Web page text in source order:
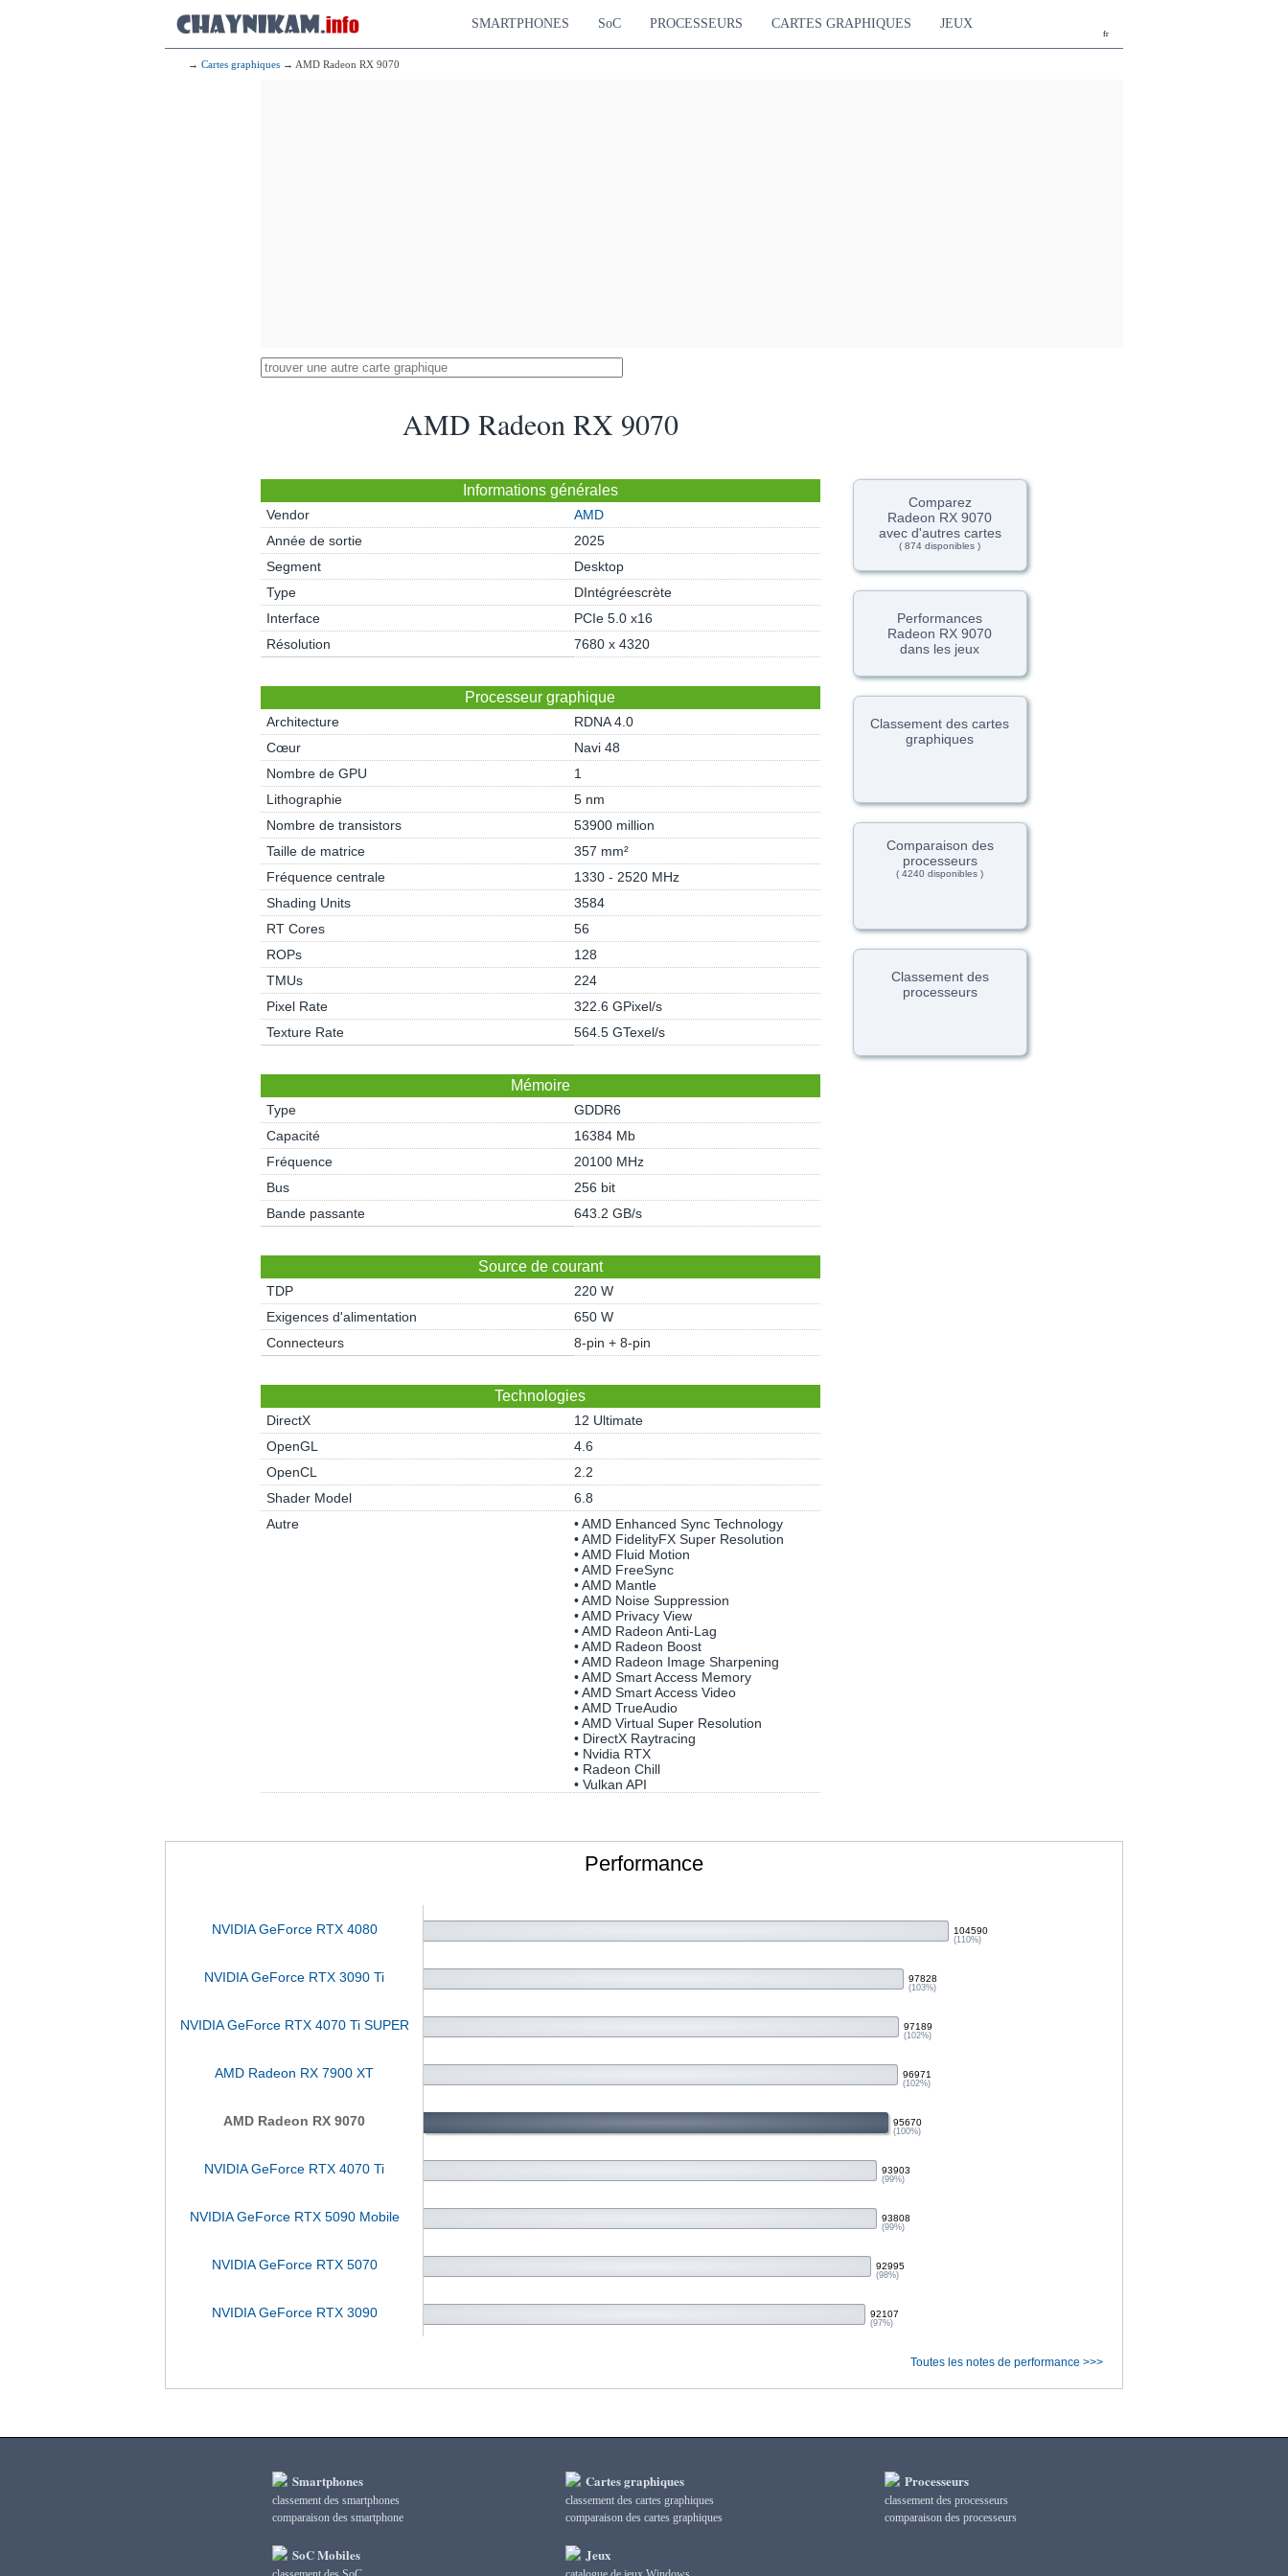
fr
SMARTPHONES SoC PROCESSEURS CARTES GRAPHIQUES JEUX
→ Cartes graphiques → AMD Radeon RX 9070
AMD Radeon RX 9070
Informations générales
Vendor
AMD
Année de sortie
2025
Segment
Desktop
Type
DIntégréescrète
Interface
PCIe 5.0 x16
Résolution
7680 x 4320
Processeur graphique
Architecture
RDNA 4.0
Cœur
Navi 48
Nombre de GPU
1
Lithographie
5 nm
Nombre de transistors
53900 million
Taille de matrice
357 mm²
Fréquence centrale
1330 - 2520 MHz
Shading Units
3584
RT Cores
56
ROPs
128
TMUs
224
Pixel Rate
322.6 GPixel/s
Texture Rate
564.5 GTexel/s
Mémoire
Type
GDDR6
Capacité
16384 Mb
Fréquence
20100 MHz
Bus
256 bit
Bande passante
643.2 GB/s
Source de courant
TDP
220 W
Exigences d'alimentation
650 W
Connecteurs
8-pin + 8-pin
Technologies
DirectX
12 Ultimate
OpenGL
4.6
OpenCL
2.2
Shader Model
6.8
Autre
• AMD Enhanced Sync Technology
• AMD FidelityFX Super Resolution
• AMD Fluid Motion
• AMD FreeSync
• AMD Mantle
• AMD Noise Suppression
• AMD Privacy View
• AMD Radeon Anti-Lag
• AMD Radeon Boost
• AMD Radeon Image Sharpening
• AMD Smart Access Memory
• AMD Smart Access Video
• AMD TrueAudio
• AMD Virtual Super Resolution
• DirectX Raytracing
• Nvidia RTX
• Radeon Chill
• Vulkan API
Comparez
Radeon RX 9070
avec d'autres cartes
( 874 disponibles )
Performances
Radeon RX 9070
dans les jeux
Classement des cartes
graphiques
Comparaison des
processeurs
( 4240 disponibles )
Classement des
processeurs
Performance
NVIDIA GeForce RTX 4080 104590
(110%)
NVIDIA GeForce RTX 3090 Ti 97828
(103%)
NVIDIA GeForce RTX 4070 Ti SUPER 97189
(102%)
AMD Radeon RX 7900 XT 96971
(102%)
AMD Radeon RX 9070 95670
(100%)
NVIDIA GeForce RTX 4070 Ti 93903
(99%)
NVIDIA GeForce RTX 5090 Mobile 93808
(99%)
NVIDIA GeForce RTX 5070 92995
(98%)
NVIDIA GeForce RTX 3090 92107
(97%)
Toutes les notes de performance >>>
Smartphones
classement des smartphones
сomparaison des smartphone
SoC Mobiles
Cartes graphiques
classement des cartes graphiques
сomparaison des cartes graphiques
Jeux
Processeurs
classement des processeurs
сomparaison des processeurs